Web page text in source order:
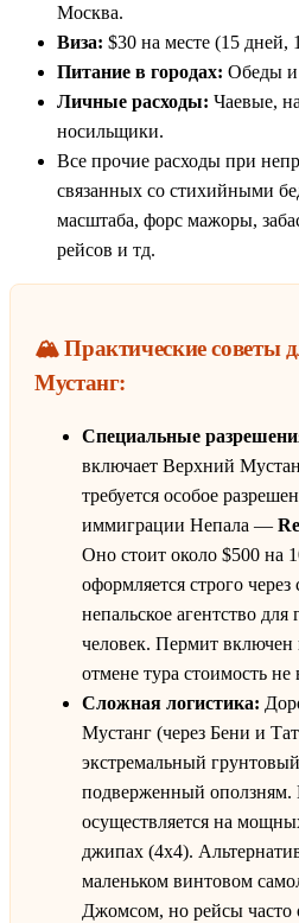
Москва.
Виза: $30 на месте (15 дней,
Питание в городах: Обеды
Личные расходы: Чаевые,
носильщики.
Все прочие расходы при
связанных со стихийными
масштаба, форс мажоры,
рейсов и тд.
🏔️ Практические советы
Мустанг:
Специальные
включает Верхний
требуется особое
иммиграции Непала —
Оно стоит около $500 на
оформляется строго
непальское агентство
человек. Пермит включен
отмене тура стоимость не
Сложная логистика:
Мустанг (через Бени и
экстремальный
подверженный оползням.
осуществляется на
джипах (4х4).
маленьком винтовом
Джомсом, но рейсы часто